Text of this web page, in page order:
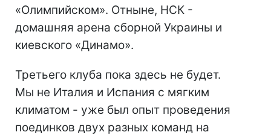
«Олимпийском». Отныне, НСК -
домашняя арена сборной Украины и
киевского «Динамо».
Третьего клуба пока здесь не будет.
Мы не Италия и Испания с мягким
климатом - уже был опыт проведения
поединков двух разных команд на